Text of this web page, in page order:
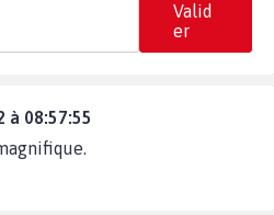
Valid
er
à 08:57:55